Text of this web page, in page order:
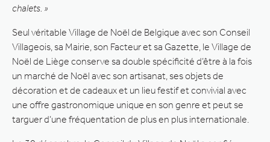
chalets. »
Seul véritable Village de Noël de Belgique avec son Conseil
Villageois, sa Mairie, son Facteur et sa Gazette, le Village de
Noël de Liège conserve sa double spécificité d’être à la fois
un marché de Noël avec son artisanat, ses objets de
décoration et de cadeaux et un lieu festif et convivial avec
une offre gastronomique unique en son genre et peut se
targuer d’une fréquentation de plus en plus internationale.